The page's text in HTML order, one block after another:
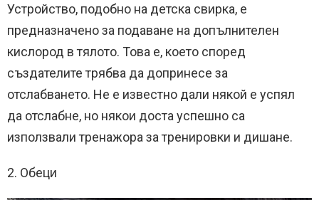
Устройство, подобно на детска свирка, е
предназначено за подаване на допълнителен
кислород в тялото. Това е, което според
създателите трябва да допринесе за
отслабването. Не е известно дали някой е успял
да отслабне, но някои доста успешно са
използвали тренажора за тренировки и дишане.
2. Обеци